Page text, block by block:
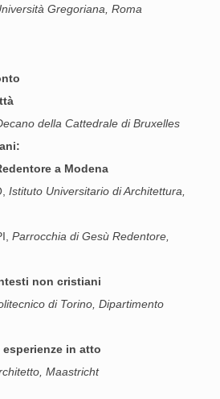
Gregoriana, Roma
della Cattedrale di Bruxelles
a Modena
Istituto Universitario di Architettura,
Parrocchia di Gesù Redentore,
non cristiani
di Torino, Dipartimento
in atto
Maastricht